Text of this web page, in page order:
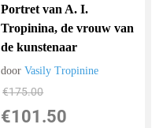
Portret van A. I.
Tropinina, de vrouw van
de kunstenaar
doorVasily Tropinine
€175.00
€101.50